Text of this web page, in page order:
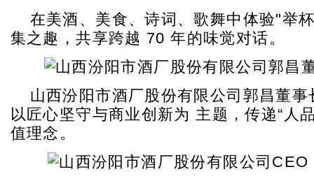
在美酒、美食、诗词、歌舞中体验"举
集之趣，共享跨越 70 年的味觉对话。
山西汾阳市酒厂股份有限公司郭昌董
以匠心坚守与商业创新为 主题，传递“人
值理念。